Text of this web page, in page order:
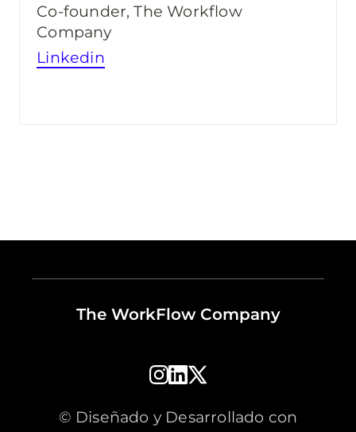
Co-founder, The Workflow
Company
Linkedin
The WorkFlow Company
© Diseñado y Desarrollado con